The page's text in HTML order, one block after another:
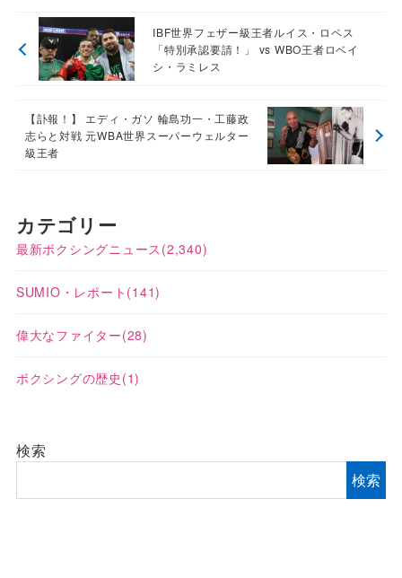
IBF世界フェザー級王者ルイス・ロペス
「特別承認要請！」 vs WBO王者ロベイ
シ・ラミレス
【訃報！】 エディ・ガソ 輪島功一・工藤政
志らと対戦 元WBA世界スーパーウェルター
級王者
カテゴリー
最新ボクシングニュース (2,340)
SUMIO・レポート (141)
偉大なファイター(28)
ボクシングの歴史 (1)
検索
検索